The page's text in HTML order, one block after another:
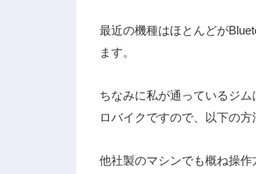
最近の機種はほとんどが
ます。
ちなみに私が通っているジ
ロバイクですので、以下の方
他社製のマシンでも概ね操作